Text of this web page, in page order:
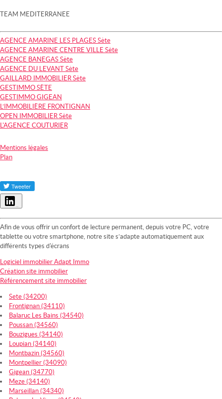
TEAM MEDITERRANEE
AGENCE AMARINE LES PLAGES Sète
AGENCE AMARINE CENTRE VILLE Sète
AGENCE BANEGAS Sète
AGENCE DU LEVANT Sète
GAILLARD IMMOBILIER Sète
GESTIMMO SÈTE
GESTIMMO GIGEAN
L’IMMOBILIÈRE FRONTIGNAN
OPEN IMMOBILIER Sète
L'AGENCE COUTURIER
Mentions légales
Plan
Afin de vous offrir un confort de lecture permanent, depuis votre PC, votre
tablette ou votre smartphone, notre site s’adapte automatiquement aux
différents types d'écrans
Logiciel immobilier Adapt Immo
Création site immobilier
Référencement site immobilier
Sete (34200)
Frontignan (34110)
Balaruc Les Bains (34540)
Poussan (34560)
Bouzigues (34140)
Loupian (34140)
Montbazin (34560)
Montpellier (34090)
Gigean (34770)
Meze (34140)
Marseillan (34340)